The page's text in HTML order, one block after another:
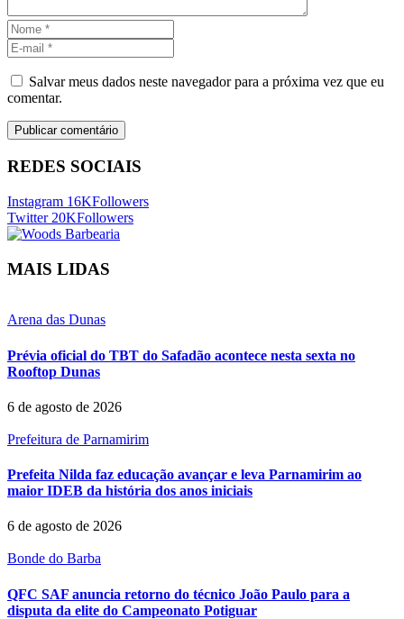
Salvar meus dados neste navegador para a próxima vez que eu
comentar.
REDES SOCIAIS
Instagram 16KFollowers
Twitter 20KFollowers
MAIS LIDAS
Arena das Dunas
Prévia oficial do TBT do Safadão acontece nesta sexta no
Rooftop Dunas
6 de agosto de 2026
Prefeitura de Parnamirim
Prefeita Nilda faz educação avançar e leva Parnamirim ao
maior IDEB da história dos anos iniciais
6 de agosto de 2026
Bonde do Barba
QFC SAF anuncia retorno do técnico João Paulo para a
disputa da elite do Campeonato Potiguar